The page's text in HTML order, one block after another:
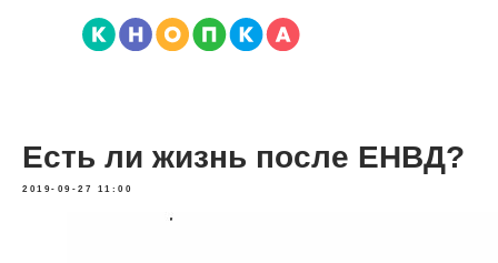
Есть ли жизнь после ЕНВД?
2019-09-27 11:00